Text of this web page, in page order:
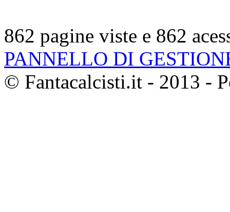
862 pagine viste e 862
PANNELLO DI
© Fantacalcisti.it - 2013 -